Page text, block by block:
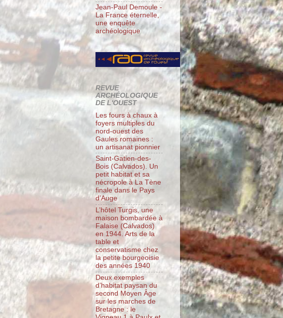
Jean-Paul Demoule -
La France éternelle,
une enquête
archéologique
REVUE
ARCHÉOLOGIQUE
DE L'OUEST
Les fours à chaux à
foyers multiples du
nord-ouest des
Gaules romaines :
un artisanat pionnier
Saint-Gatien-des-
Bois (Calvados). Un
petit habitat et sa
nécropole à La Tène
finale dans le Pays
d’Auge
L’hôtel Turgis, une
maison bombardée à
Falaise (Calvados)
en 1944. Arts de la
table et
conservatisme chez
la petite bourgeoisie
des années 1940
Deux exemples
d’habitat paysan du
second Moyen Âge
sur les marches de
Bretagne : le